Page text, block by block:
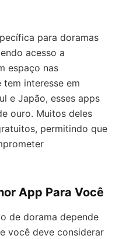
para doramas
acesso a
espaço nas
interesse em
e Japão, esses apps
ouro. Muitos deles
permitindo que
App Para Você
de dorama depende
você deve considerar